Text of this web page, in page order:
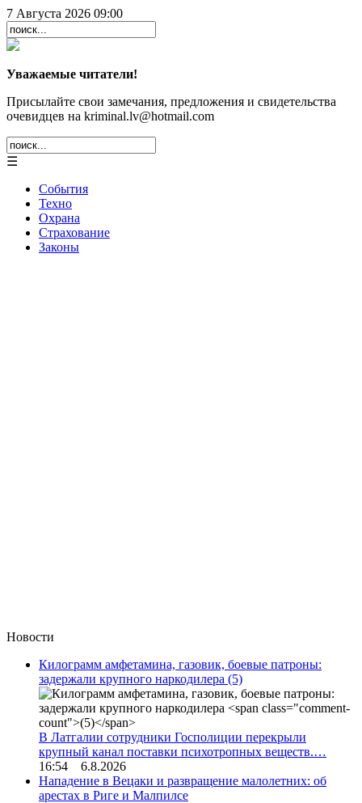
7 Августа 2026 09:00
Уважаемые читатели!
Присылайте свои замечания, предложения и свидетельства
очевидцев на kriminal.lv@hotmail.com
☰
События
Техно
Охрана
Страхование
Законы
Новости
Килограмм амфетамина, газовик, боевые патроны:
задержали крупного наркодилера (5)
В Латгалии сотрудники Госполиции перекрыли
крупный канал поставки психотропных веществ.…
16:54 6.8.2026
Нападение в Вецаки и развращение малолетних: об
арестах в Риге и Малпилсе